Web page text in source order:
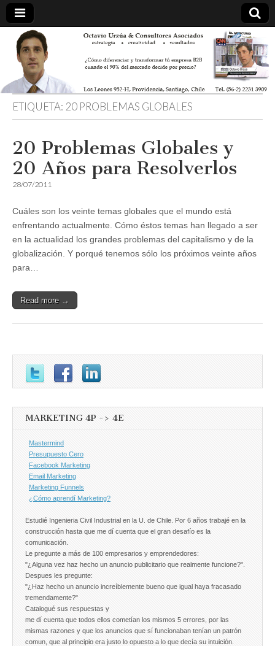
ETIQUETA: 20 PROBLEMAS GLOBALES
20 Problemas Globales y
20 Años para Resolverlos
28/07/2011
Cuáles son los veinte temas globales que el mundo está
enfrentando actualmente. Cómo éstos temas han llegado a ser
en la actualidad los grandes problemas del capitalismo y de la
globalización. Y porqué tenemos sólo los próximos veinte años
para…
Read more →
MARKETING 4P -> 4E
Mastermind
Presupuesto Cero
Facebook Marketing
Email Marketing
Marketing Funnels
¿Cómo aprendí Marketing?
Estudié Ingenieria Civil Industrial en la U. de Chile. Por 6 años trabajé en la
construcción hasta que me dí cuenta que el gran desafío es la
comunicación.
Le pregunte a más de 100 empresarios y emprendedores:
"¿Alguna vez haz hecho un anuncio publicitario que realmente funcione?".
Despues les pregunte:
"¿Haz hecho un anuncio increíblemente bueno que igual haya fracasado
tremendamente?"
Catalogué sus respuestas y
me dí cuenta que todos ellos cometían los mismos 5 errores, por las
mismas razones y que los anuncios que sí funcionaban tenían un patrón
comun, que al principio era justo lo opuesto a lo que decía su intuición.